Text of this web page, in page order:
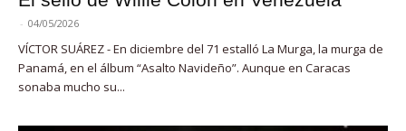
- 04/05/2026
VÍCTOR SUÁREZ - En diciembre del 71 estalló La Murga, la murga de
Panamá, en el álbum “Asalto Navideño”. Aunque en Caracas
sonaba mucho su...